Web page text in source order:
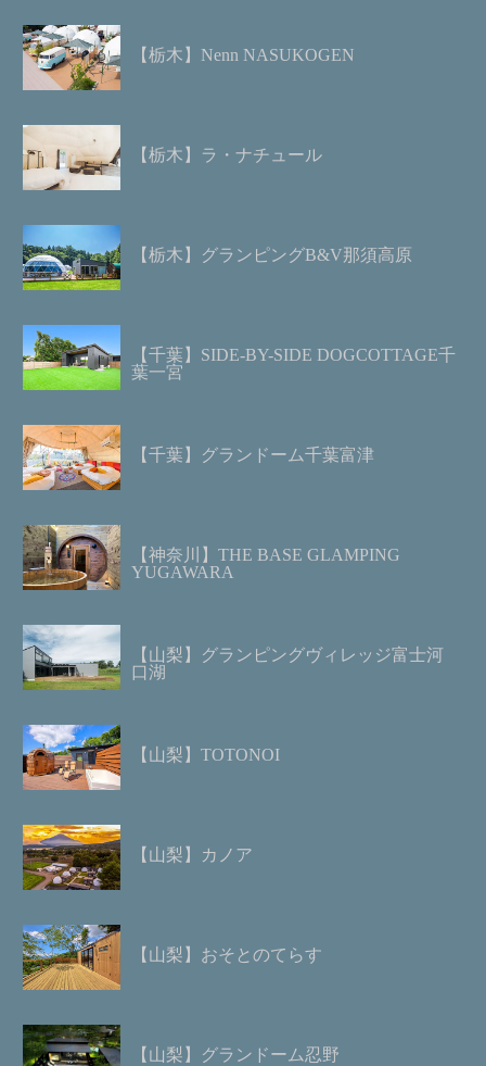
【栃木】Nenn NASUKOGEN
【栃木】ラ・ナチュール
【栃木】グランピングB&V那須高原
【千葉】SIDE-BY-SIDE DOGCOTTAGE千
葉一宮
【千葉】グランドーム千葉富津
【神奈川】THE BASE GLAMPING
YUGAWARA
【山梨】グランピングヴィレッジ富士河
口湖
【山梨】TOTONOI
【山梨】カノア
【山梨】おそとのてらす
【山梨】グランドーム忍野